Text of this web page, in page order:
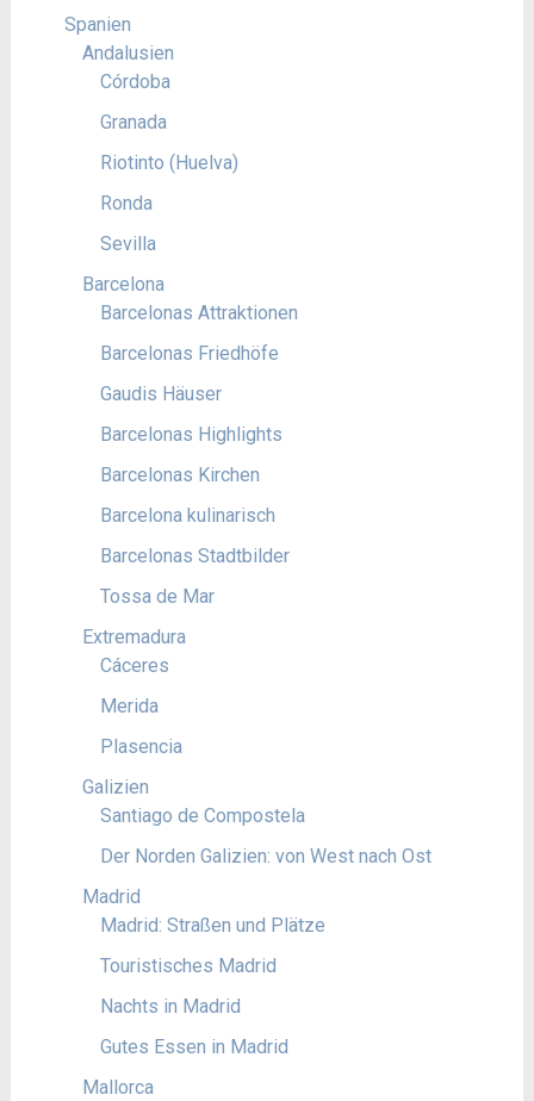
Spanien
Andalusien
Córdoba
Granada
Riotinto (Huelva)
Ronda
Sevilla
Barcelona
Barcelonas Attraktionen
Barcelonas Friedhöfe
Gaudis Häuser
Barcelonas Highlights
Barcelonas Kirchen
Barcelona kulinarisch
Barcelonas Stadtbilder
Tossa de Mar
Extremadura
Cáceres
Merida
Plasencia
Galizien
Santiago de Compostela
Der Norden Galizien: von West nach Ost
Madrid
Madrid: Straßen und Plätze
Touristisches Madrid
Nachts in Madrid
Gutes Essen in Madrid
Mallorca